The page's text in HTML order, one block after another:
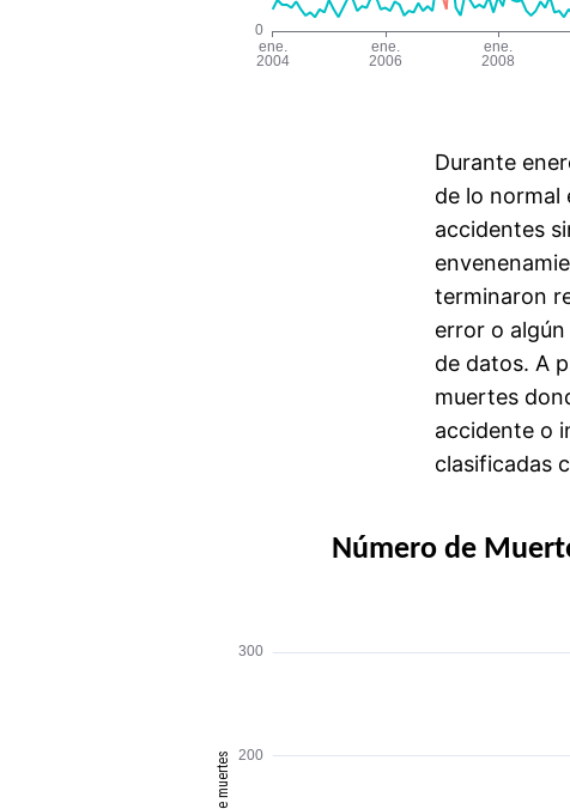
Durante
de lo normal
accidentes
terminaron
error o
de datos. A
muertes
accidente o
clasificadas
Número de